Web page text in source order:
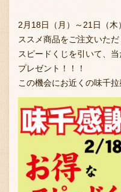
2月18日（月）～21日（
ススメ商品をご注文いただ
スピードくじを引いて、
プレゼント！！！
この機会にお近くの味千拉